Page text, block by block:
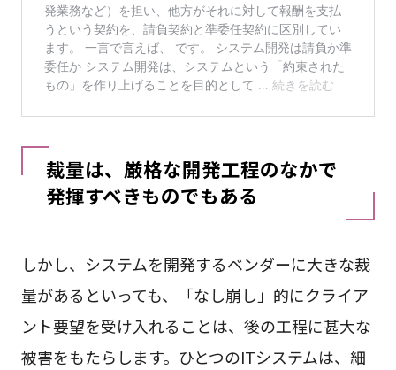
裁量は、厳格な開発工程のなかで
発揮すべきものでもある
しかし、システムを開発するベンダーに大きな裁
量があるといっても、「なし崩し」的にクライア
ント要望を受け入れることは、後の工程に甚大な
被害をもたらします。ひとつのITシステムは、細